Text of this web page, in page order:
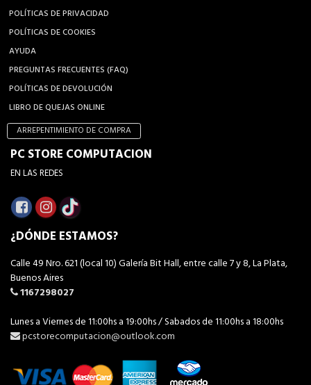
POLÍTICAS DE PRIVACIDAD
POLÍTICAS DE COOKIES
AYUDA
PREGUNTAS FRECUENTES (FAQ)
POLÍTICAS DE DEVOLUCIÓN
LIBRO DE QUEJAS ONLINE
ARREPENTIMIENTO DE COMPRA
PC STORE COMPUTACION
EN LAS REDES
¿DÓNDE ESTAMOS?
Calle 49 Nro. 621 (local 10) Galería Bit Hall, entre calle 7 y 8, La Plata,
Buenos Aires
1167298027
Lunes a Viernes de 11:00hs a 19:00hs / Sabados de 11:00hs a 18:00hs
pcstorecomputacion@outlook.com